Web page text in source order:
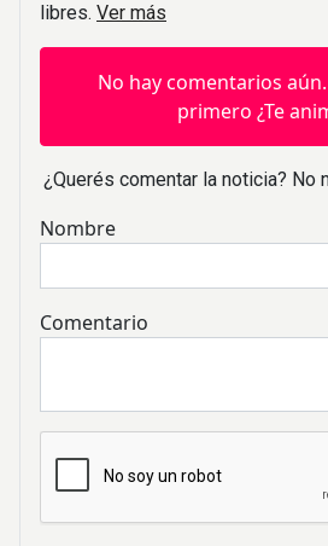
libres. Ver más
No hay comentarios
primero ¿Te
¿Querés comentar la noticia?
Nombre
Comentario